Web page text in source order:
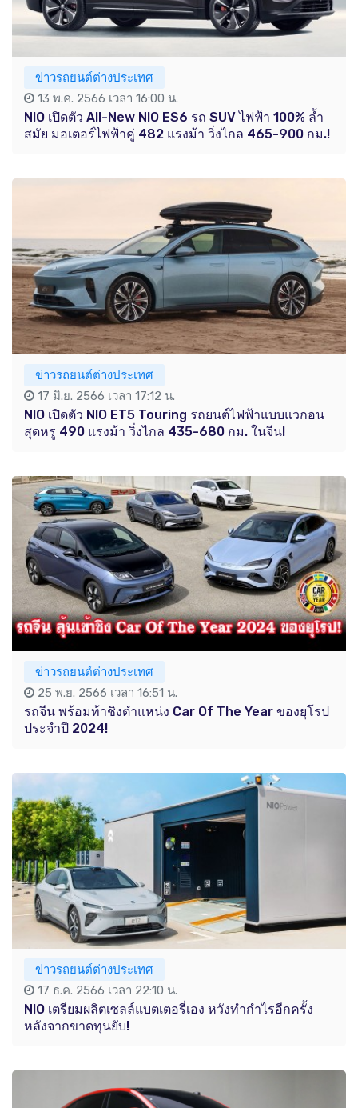
ข่าวรถยนต์ต่างประเทศ
13 พ.ค. 2566 เวลา 16:00 น.
NIO เปิดตัว All-New NIO ES6 รถ SUV ไฟฟ้า 100% ล้ำ
สมัย มอเตอร์ไฟฟ้าคู่ 482 แรงม้า วิ่งไกล 465-900 กม.!
ข่าวรถยนต์ต่างประเทศ
17 มิ.ย. 2566 เวลา 17:12 น.
NIO เปิดตัว NIO ET5 Touring รถยนต์ไฟฟ้าแบบแวกอน
สุดหรู 490 แรงม้า วิ่งไกล 435-680 กม. ในจีน!
ข่าวรถยนต์ต่างประเทศ
25 พ.ย. 2566 เวลา 16:51 น.
รถจีน พร้อมท้าชิงตำแหน่ง Car Of The Year ของยุโรป
ประจำปี 2024!
ข่าวรถยนต์ต่างประเทศ
17 ธ.ค. 2566 เวลา 22:10 น.
NIO เตรียมผลิตเซลล์แบตเตอรี่เอง หวังทำกำไรอีกครั้ง
หลังจากขาดทุนยับ!